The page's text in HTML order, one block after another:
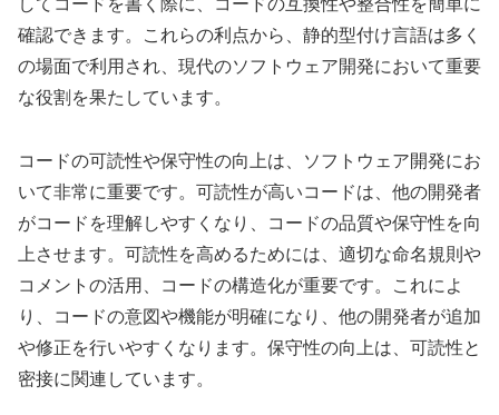
確認できます。これらの利点から、静的型付け言語は多く
の場面で利用され、現代のソフトウェア開発において重要
な役割を果たしています。
コードの可読性や保守性の向上は、ソフトウェア開発にお
いて非常に重要です。可読性が高いコードは、他の開発者
がコードを理解しやすくなり、コードの品質や保守性を向
上させます。可読性を高めるためには、適切な命名規則や
コメントの活用、コードの構造化が重要です。これによ
り、コードの意図や機能が明確になり、他の開発者が追加
や修正を行いやすくなります。保守性の向上は、可読性と
密接に関連しています。